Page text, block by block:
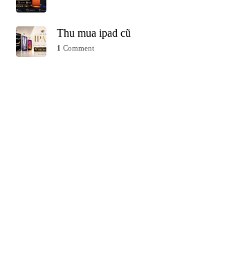
Thu mua ipad cũ
1 Comment